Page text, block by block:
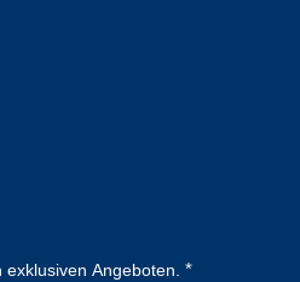
exklusiven Angeboten.